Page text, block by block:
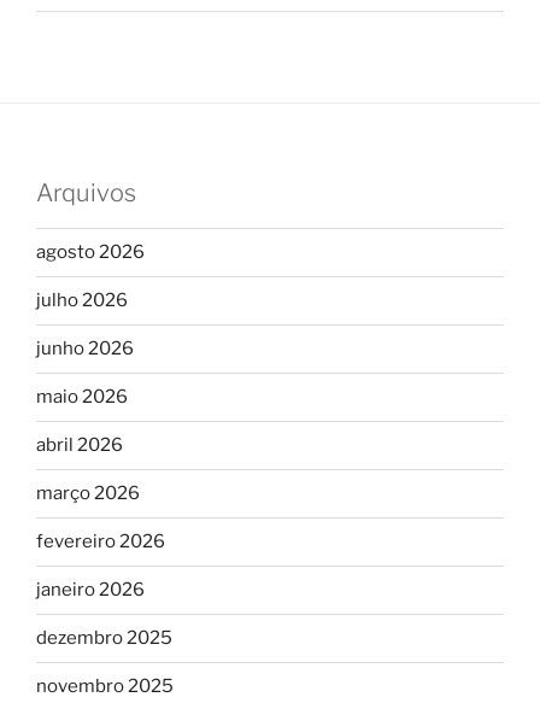
Arquivos
agosto 2026
julho 2026
junho 2026
maio 2026
abril 2026
março 2026
fevereiro 2026
janeiro 2026
dezembro 2025
novembro 2025